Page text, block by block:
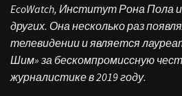
EcoWatch, Институт Рона Пола и
других. Она несколько раз
телевидении и является
Шим» за бескомпромиссную
журналистике в 2019 году.